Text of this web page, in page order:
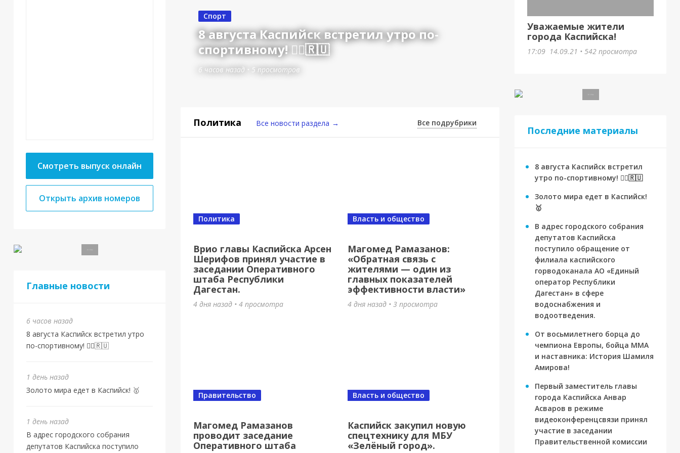
Смотреть выпуск онлайн
Открыть архив номеров
Главные новости
6 часов назад
8 августа Каспийск встретил утро
по-спортивному! 🏃‍♂️🇷🇺
1 день назад
Золото мира едет в Каспийск! 🥇
1 день назад
В адрес городского собрания
депутатов Каспийска поступило
Спорт
8 августа Каспийск встретил утро по-
спортивному! 🏃‍♂️🇷🇺
6 часов назад 5 просмотров
Золото мира едет в Каспийск! 🥇
1 день назад•6 просмотров
От восьмилетнего борца до чемпиона
Европы, бойца ММА и наставника: История
Политика Все новости раздела → Все подрубрики
Врио главы Каспийска Арсен
Шерифов принял участие в
заседании Оперативного
штаба Республики
Дагестан.
Политика
4 дня назад • 4 просмотра
Магомед Рамазанов:
«Обратная связь с
жителями — один из
главных показателей
эффективности власти»
Власть и общество
4 дня назад • 3 просмотра
Магомед Рамазанов
проводит заседание
Оперативного штаба
Правительство
Каспийск закупил новую
спецтехнику для МБУ
«Зелёный город».
Власть и общество
Уважаемые жители
города Каспийска!
17:09 14.09.21 • 542 просмотра
Последние материалы
8 августа Каспийск встретил
утро по-спортивному! 🏃‍♂️🇷🇺
Золото мира едет в Каспийск!
🥇
В адрес городского собрания
депутатов Каспийска
поступило обращение от
филиала каспийского
горводоканала АО «Единый
оператор Республики
Дагестан» в сфере
водоснабжения и
водоотведения.
От восьмилетнего борца до
чемпиона Европы, бойца ММА
и наставника: История Шамиля
Амирова!
Первый заместитель главы
города Каспийска Анвар
Асваров в режиме
видеоконференцсвязи принял
участие в заседании
Правительственной комиссии